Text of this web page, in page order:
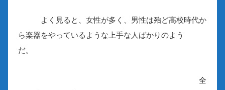
よく見ると、女性が多く、男性は殆ど高校時代か
ら楽器をやっているような上手な人ばかりのよう
だ。
全